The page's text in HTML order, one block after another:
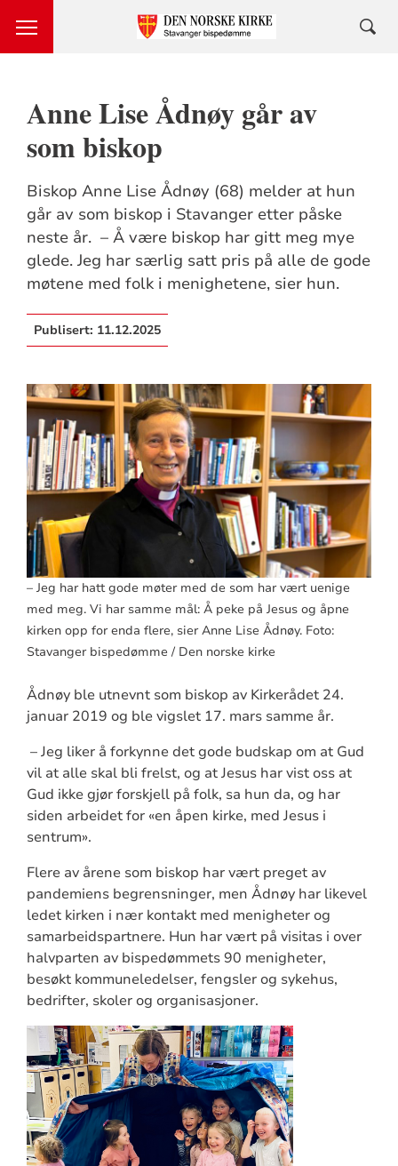
Anne Lise Ådnøy går av
som biskop
Biskop Anne Lise Ådnøy (68) melder at hun
går av som biskop i Stavanger etter påske
neste år. – Å være biskop har gitt meg mye
glede. Jeg har særlig satt pris på alle de gode
møtene med folk i menighetene, sier hun.
Publisert: 11.12.2025
– Jeg har hatt gode møter med de som har vært uenige
med meg. Vi har samme mål: Å peke på Jesus og åpne
kirken opp for enda flere, sier Anne Lise Ådnøy. Foto:
Stavanger bispedømme / Den norske kirke
Ådnøy ble utnevnt som biskop av Kirkerådet 24.
januar 2019 og ble vigslet 17. mars samme år.
– Jeg liker å forkynne det gode budskap om at Gud
vil at alle skal bli frelst, og at Jesus har vist oss at
Gud ikke gjør forskjell på folk, sa hun da, og har
siden arbeidet for «en åpen kirke, med Jesus i
sentrum».
Flere av årene som biskop har vært preget av
pandemiens begrensninger, men Ådnøy har likevel
ledet kirken i nær kontakt med menigheter og
samarbeidspartnere. Hun har vært på visitas i over
halvparten av bispedømmets 90 menigheter,
besøkt kommuneledelser, fengsler og sykehus,
bedrifter, skoler og organisasjoner.